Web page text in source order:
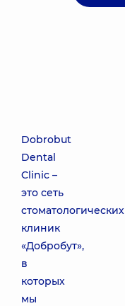
Dobrobut
Dental
Clinic –
это сеть
стоматологических
клиник
«Добробут»,
в
которых
мы